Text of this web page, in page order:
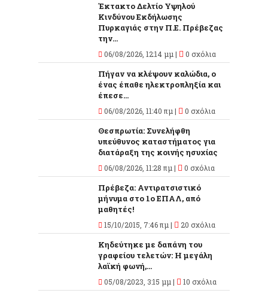
Έκτακτο Δελτίο Υψηλού
Κινδύνου Εκδήλωσης
Πυρκαγιάς στην Π.Ε. Πρέβεζας
την...
06/08/2026, 12:14 μμ | 0 σχόλια
Πήγαν να κλέψουν καλώδια, ο
ένας έπαθε ηλεκτροπληξία και
έπεσε...
06/08/2026, 11:40 πμ | 0 σχόλια
Θεσπρωτία: Συνελήφθη
υπεύθυνος καταστήματος για
διατάραξη της κοινής ησυχίας
06/08/2026, 11:28 πμ | 0 σχόλια
Πρέβεζα: Αντιρατσιστικό
μήνυμα στο 1ο ΕΠΑΛ, από
μαθητές!
15/10/2015, 7:46 πμ | 20 σχόλια
Κηδεύτηκε με δαπάνη του
γραφείου τελετών: Η μεγάλη
λαϊκή φωνή,...
05/08/2023, 3:15 μμ | 10 σχόλια